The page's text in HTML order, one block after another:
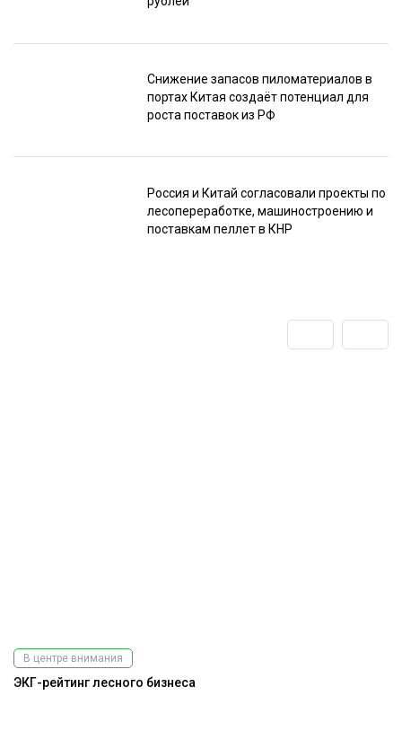
Снижение запасов пиломатериалов в
портах Китая создаёт потенциал для
роста поставок из РФ
Россия и Китай согласовали проекты по
лесопереработке, машиностроению и
поставкам пеллет в КНР
В центре внимания
ЭКГ-рейтинг лесного бизнеса